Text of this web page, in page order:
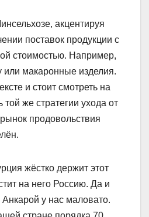
акцентируя
поставок продукции с
стоимостью. Например,
или макаронные изделия.
и стоит смотреть на
той же стратегии ухода от
продовольствия
жёстко держит этот
на него Россию. Да и
Анкарой у нас маловато.